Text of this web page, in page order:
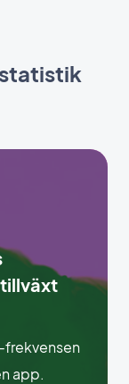
frekvensen
app.